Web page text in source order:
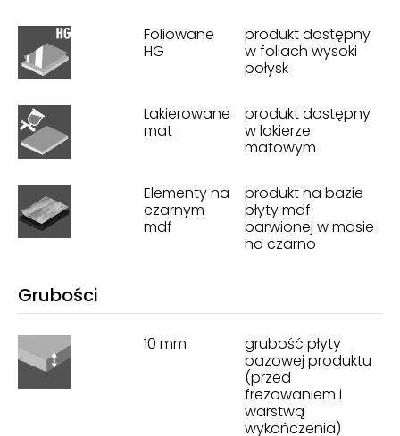
Foliowane
HG
produkt dostępny
w foliach wysoki
połysk
Lakierowane
mat
produkt dostępny
w lakierze
matowym
Elementy na
czarnym
mdf
produkt na bazie
płyty mdf
barwionej w masie
na czarno
Grubości
10 mm
grubość płyty
bazowej produktu
(przed
frezowaniem i
warstwą
wykończenia)